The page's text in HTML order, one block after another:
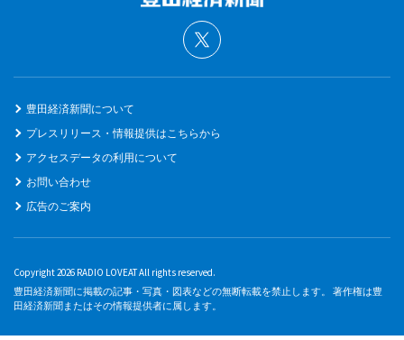
豊田経済新聞について
プレスリリース・情報提供はこちらから
アクセスデータの利用について
お問い合わせ
広告のご案内
Copyright 2026 RADIO LOVEAT All rights reserved.
豊田経済新聞に掲載の記事・写真・図表などの無断転載を禁止します。 著作権は豊
田経済新聞またはその情報提供者に属します。